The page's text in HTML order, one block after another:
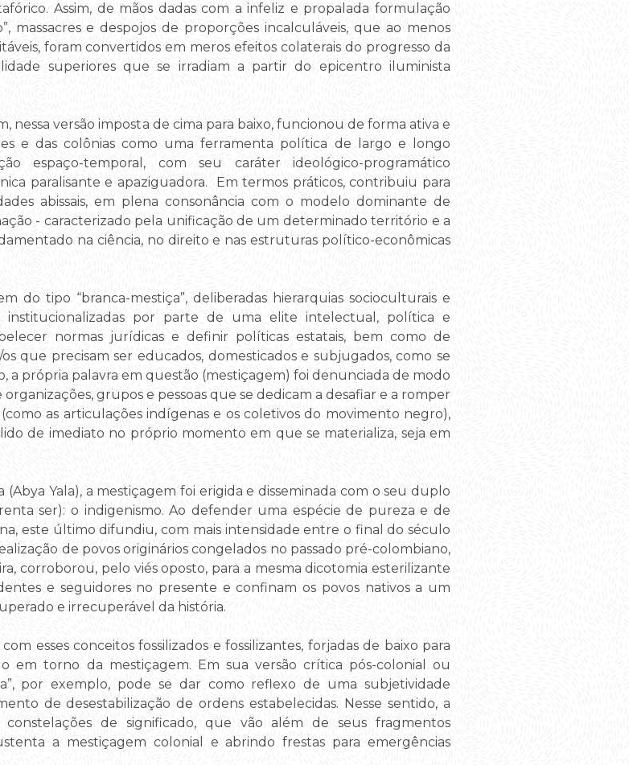
Assim, de mãos dadas com a infeliz e propalada formulação
massacres e despojos de proporções incalculáveis, que ao menos
foram convertidos em meros efeitos colaterais do progresso da
superiores que se irradiam a partir do epicentro iluminista
nessa versão imposta de cima para baixo, funcionou de forma ativa e
e das colônias como uma ferramenta política de largo e longo
espaço-temporal, com seu caráter ideológico-programático
paralisante e apaziguadora. Em termos práticos, contribuiu para
abissais, em plena consonância com o modelo dominante de
- caracterizado pela unificação de um determinado território e a
na ciência, no direito e nas estruturas político-econômicas
do tipo “branca-mestiça”, deliberadas hierarquias socioculturais e
por parte de uma elite intelectual, política e
normas jurídicas e definir políticas estatais, bem como de
que precisam ser educados, domesticados e subjugados, como se
a própria palavra em questão (mestiçagem) foi denunciada de modo
grupos e pessoas que se dedicam a desafiar e a romper
as articulações indígenas e os coletivos do movimento negro),
de imediato no próprio momento em que se materializa, seja em
Yala), a mestiçagem foi erigida e disseminada com o seu duplo
ser): o indigenismo. Ao defender uma espécie de pureza e de
este último difundiu, com mais intensidade entre o final do século
de povos originários congelados no passado pré-colombiano,
corroborou, pelo viés oposto, para a mesma dicotomia esterilizante
e seguidores no presente e confinam os povos nativos a um
e irrecuperável da história.
esses conceitos fossilizados e fossilizantes, forjadas de baixo para
em torno da mestiçagem. Em sua versão crítica pós-colonial ou
por exemplo, pode se dar como reflexo de uma subjetividade
de desestabilização de ordens estabelecidas. Nesse sentido, a
de significado, que vão além de seus fragmentos
a mestiçagem colonial e abrindo frestas para emergências